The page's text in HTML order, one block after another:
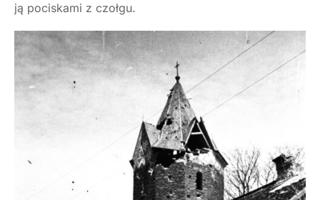
ją pociskami z czołgu.